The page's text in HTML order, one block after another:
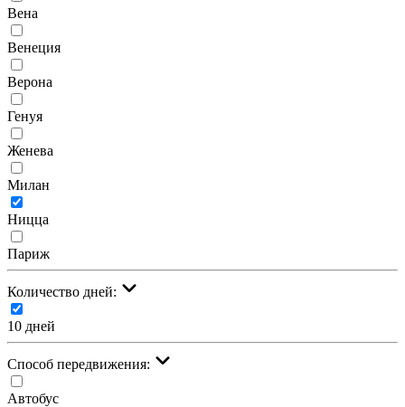
Вена
Венеция
Верона
Генуя
Женева
Милан
Ницца
Париж
Количество дней:
10 дней
Cпособ передвижения:
Автобус